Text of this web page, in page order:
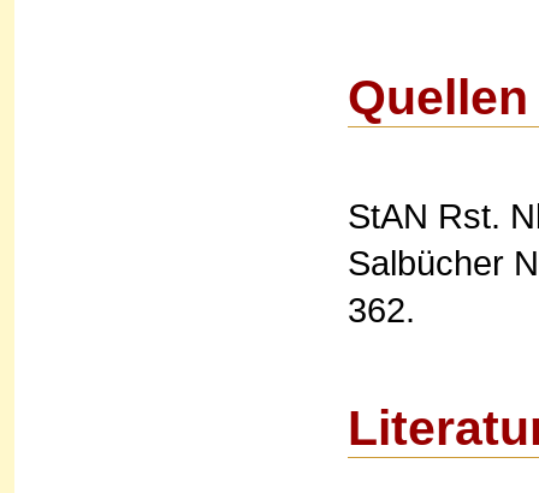
Quellen
StAN Rst.
Salbücher
362.